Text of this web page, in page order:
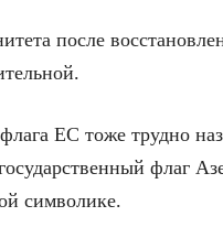
после
ЕС тоже трудно
флаг
символике.